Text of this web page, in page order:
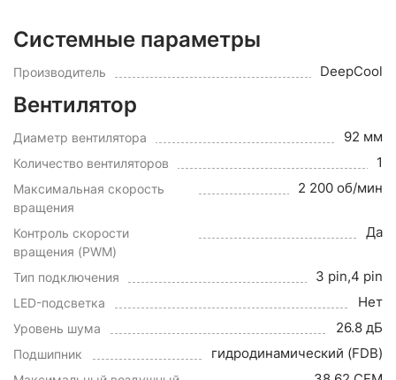
Системные параметры
Производитель DeepCool
Вентилятор
Диаметр вентилятора 92 мм
Количество вентиляторов 1
Максимальная скорость
вращения
2 200 об/мин
Контроль скорости
вращения (PWM)
Да
Тип подключения 3 pin,4 pin
LED-подсветка Нет
Уровень шума 26.8 дБ
Подшипник гидродинамический (FDB)